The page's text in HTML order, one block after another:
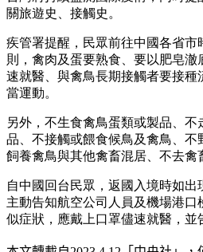
關旅遊史、接觸史。
疾管署提醒，民眾前往中國各省市
則，禽肉及蛋要熟食、要以肥皂
速就醫、與禽鳥長期接觸者要接種
當運動。
另外，不生食禽鳥蛋類或製品、
品、不接觸或餵食候鳥及禽鳥、
飼養禽鳥與其他禽畜混居、不去禽
自中國回台民眾，返國入境時如
主動告知航空公司人員及機場港
似症狀，應戴上口罩儘速就醫，並